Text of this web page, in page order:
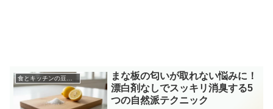
食とキッチンの豆知識
まな板の匂いが取れない悩みに！
漂白剤なしでスッキリ消臭する5
つの自然派テクニック